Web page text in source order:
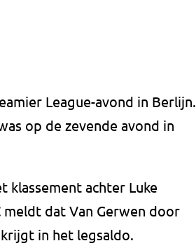
League-avond in Berlijn.
op de zevende avond in
klassement achter Luke
meldt dat Van Gerwen door
in het legsaldo.